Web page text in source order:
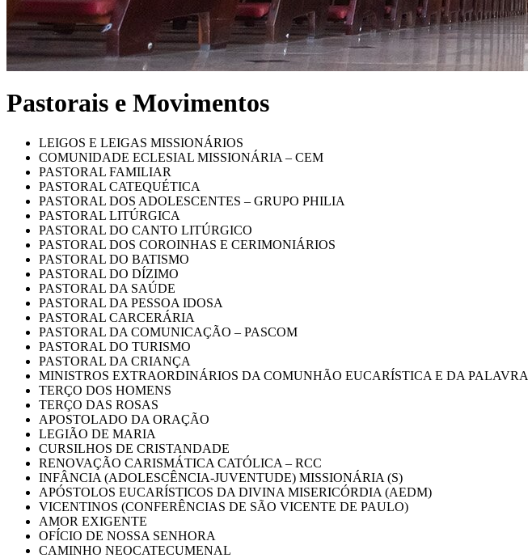
Pastorais e Movimentos
LEIGOS E LEIGAS MISSIONÁRIOS
COMUNIDADE ECLESIAL MISSIONÁRIA – CEM
PASTORAL FAMILIAR
PASTORAL CATEQUÉTICA
PASTORAL DOS ADOLESCENTES – GRUPO PHILIA
PASTORAL LITÚRGICA
PASTORAL DO CANTO LITÚRGICO
PASTORAL DOS COROINHAS E CERIMONIÁRIOS
PASTORAL DO BATISMO
PASTORAL DO DÍZIMO
PASTORAL DA SAÚDE
PASTORAL DA PESSOA IDOSA
PASTORAL CARCERÁRIA
PASTORAL DA COMUNICAÇÃO – PASCOM
PASTORAL DO TURISMO
PASTORAL DA CRIANÇA
MINISTROS EXTRAORDINÁRIOS DA COMUNHÃO EUCARÍSTICA E DA PALAVRA
TERÇO DOS HOMENS
TERÇO DAS ROSAS
APOSTOLADO DA ORAÇÃO
LEGIÃO DE MARIA
CURSILHOS DE CRISTANDADE
RENOVAÇÃO CARISMÁTICA CATÓLICA – RCC
INFÂNCIA (ADOLESCÊNCIA-JUVENTUDE) MISSIONÁRIA (S)
APÓSTOLOS EUCARÍSTICOS DA DIVINA MISERICÓRDIA (AEDM)
VICENTINOS (CONFERÊNCIAS DE SÃO VICENTE DE PAULO)
AMOR EXIGENTE
OFÍCIO DE NOSSA SENHORA
CAMINHO NEOCATECUMENAL